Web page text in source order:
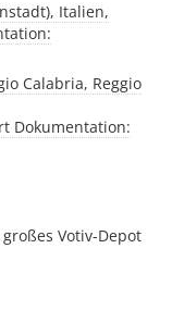
Italien,
Calabria, Reggio
Dokumentation:
Votiv-Depot